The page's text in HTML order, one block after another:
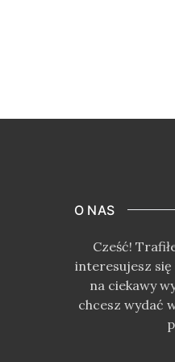
O NAS
Cześć!
interesujesz się
na ciekawy
chcesz wydać